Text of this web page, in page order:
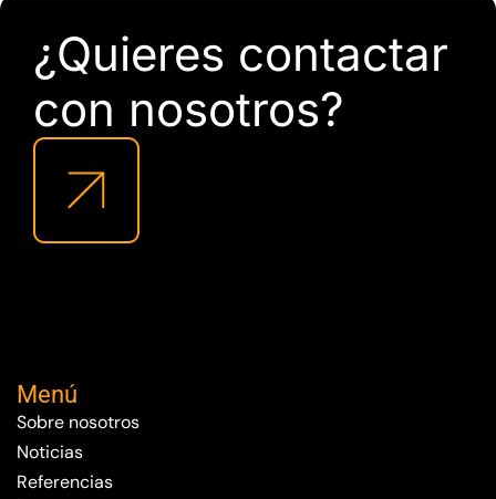
¿Quieres contactar
con nosotros?
Menú
Sobre nosotros
Noticias
Referencias